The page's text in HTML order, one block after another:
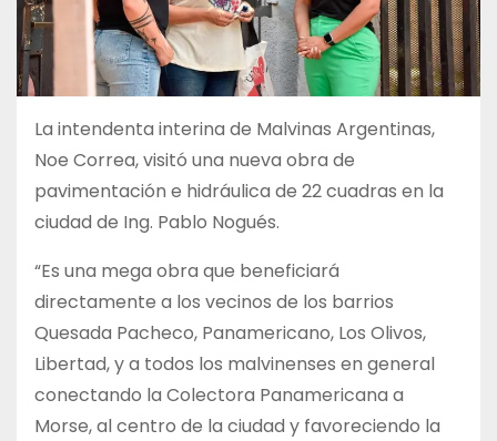
La intendenta interina de Malvinas Argentinas,
Noe Correa, visitó una nueva obra de
pavimentación e hidráulica de 22 cuadras en la
ciudad de Ing. Pablo Nogués.
“Es una mega obra que beneficiará
directamente a los vecinos de los barrios
Quesada Pacheco, Panamericano, Los Olivos,
Libertad, y a todos los malvinenses en general
conectando la Colectora Panamericana a
Morse, al centro de la ciudad y favoreciendo la